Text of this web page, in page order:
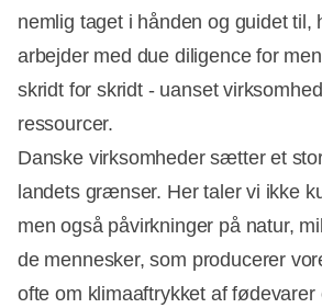
nemlig taget i hånden og guidet til,
arbejder med due diligence for
skridt for skridt - uanset
ressourcer.
Danske virksomheder sætter et
landets grænser. Her taler vi ikke
men også påvirkninger på natur,
de mennesker, som producerer
ofte om klimaaftrykket af fødevarer